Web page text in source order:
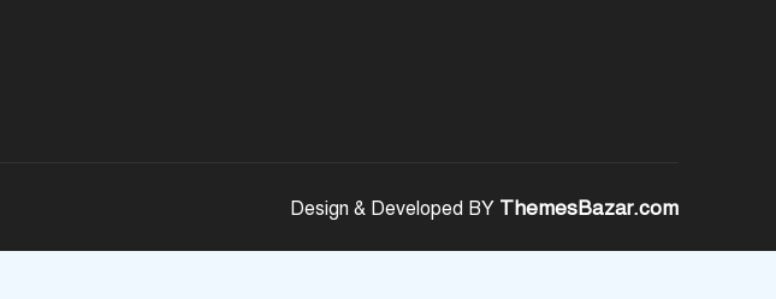
Design & Developed BY ThemesBazar.com